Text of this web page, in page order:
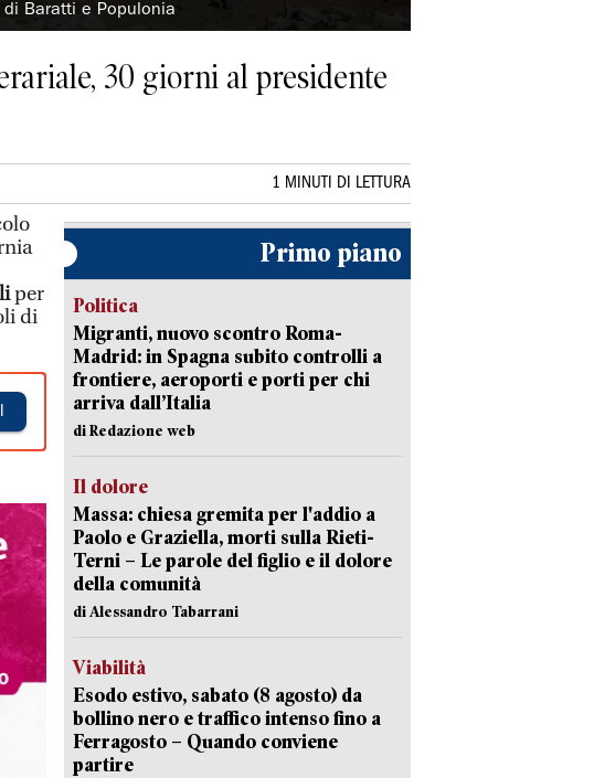
Baratti e Populonia
30 giorni al presidente
1 MINUTI DI LETTURA
per
di
Primo piano
Politica
Migranti, nuovo scontro Roma-
Madrid: in Spagna subito controlli a
frontiere, aeroporti e porti per chi
arriva dall’Italia
di Redazione web
Il dolore
Massa: chiesa gremita per l'addio a
Paolo e Graziella, morti sulla Rieti-
Terni – Le parole del figlio e il dolore
della comunità
di Alessandro Tabarrani
Viabilità
Esodo estivo, sabato (8 agosto) da
bollino nero e traffico intenso fino a
Ferragosto – Quando conviene
partire